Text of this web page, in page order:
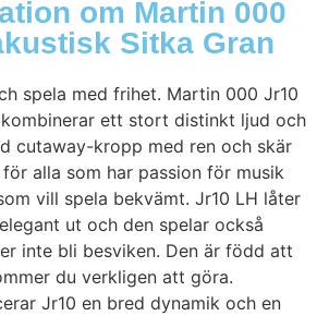
om Martin 000
Sitka Gran
spela med frihet. Martin 000 Jr10
ett stort distinkt ljud och
cutaway-kropp med ren och skär
alla som har passion för musik
vill spela bekvämt. Jr10 LH låter
ut och den spelar också
inte bli besviken. Den är född att
du verkligen att göra.
Jr10 en bred dynamik och en